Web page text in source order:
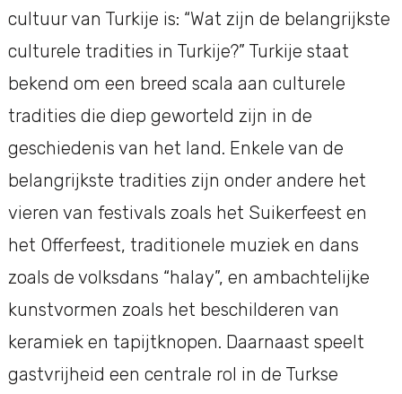
cultuur van Turkije is: “Wat zijn de belangrijkste
culturele tradities in Turkije?” Turkije staat
bekend om een breed scala aan culturele
tradities die diep geworteld zijn in de
geschiedenis van het land. Enkele van de
belangrijkste tradities zijn onder andere het
vieren van festivals zoals het Suikerfeest en
het Offerfeest, traditionele muziek en dans
zoals de volksdans “halay”, en ambachtelijke
kunstvormen zoals het beschilderen van
keramiek en tapijtknopen. Daarnaast speelt
gastvrijheid een centrale rol in de Turkse